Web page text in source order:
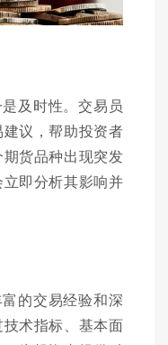
及时性。交易员
议，帮助投资者
货品种出现突发
即分析其影响并
的交易经验和深
术指标、基本面